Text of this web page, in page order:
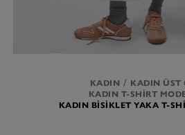
KADIN
KADIN ÜST
KADIN T-SHIRT
KADIN BISIKLET YAKA T-